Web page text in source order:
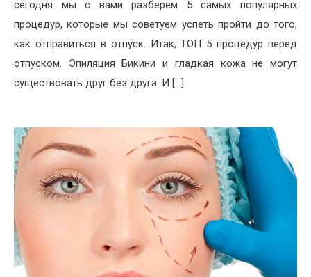
сегодня мы с вами разберем 5 самых популярных
процедур, которые мы советуем успеть пройти до того,
как отправиться в отпуск. Итак, ТОП 5 процедур перед
отпуском. Эпиляция Бикини и гладкая кожа не могут
существовать друг без друга. И […]